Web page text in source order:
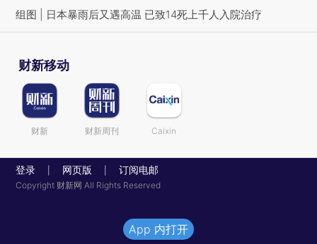
组图 | 日本暴雨后又遇高温 已致14死上千人入院治疗
财新移动
财新 财新周刊 Caixin
登录 网页版 订阅电邮
Copyright 财新网 All Rights Reserved
App 内打开